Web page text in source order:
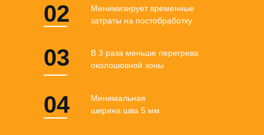
Минимальная
ширина шва 5 мм
Минимизирует временные
затраты на постобработку
В 3 раза меньше перегрева
околошовной зоны
02
04
03